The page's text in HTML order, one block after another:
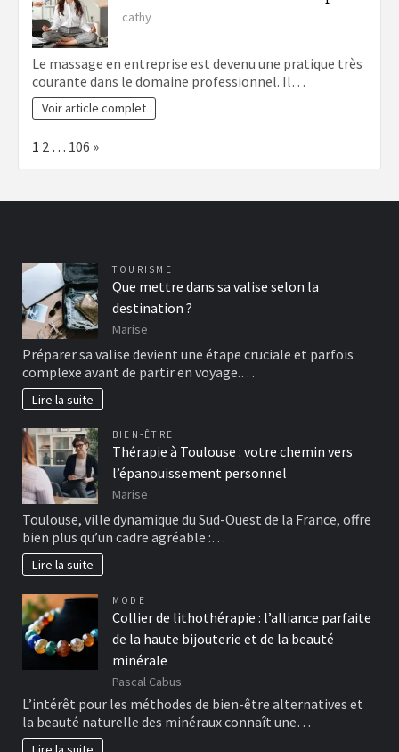
cathy
Le massage en entreprise est devenu une pratique très
courante dans le domaine professionnel. Il…
Voir article complet
Page:
1 2 … 106 Next
»
TOURISME
Que mettre dans sa valise selon la
destination ?
Marise
Préparer sa valise devient une étape cruciale et parfois
complexe avant de partir en voyage.…
Lire la suite
BIEN-ÊTRE
Thérapie à Toulouse : votre chemin vers
l’épanouissement personnel
Marise
Toulouse, ville dynamique du Sud-Ouest de la France, offre
bien plus qu’un cadre agréable :…
Lire la suite
MODE
Collier de lithothérapie : l’alliance parfaite
de la haute bijouterie et de la beauté
minérale
Pascal Cabus
L’intérêt pour les méthodes de bien-être alternatives et
la beauté naturelle des minéraux connaît une…